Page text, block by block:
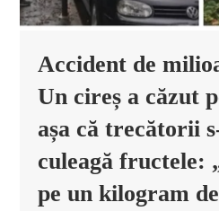
Accident de
Un cireș a căzut
așa că trecătorii
culeagă fructele:
pe un kilogram